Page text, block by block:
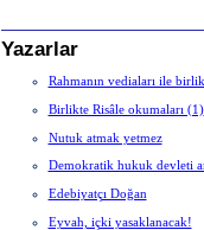
Yazarlar
Rahmanın vediaları ile
Birlikte Risâle okumaları (1)
Nutuk atmak yetmez
Demokratik hukuk devleti
Edebiyatçı Doğan
Eyvah, içki yasaklanacak!